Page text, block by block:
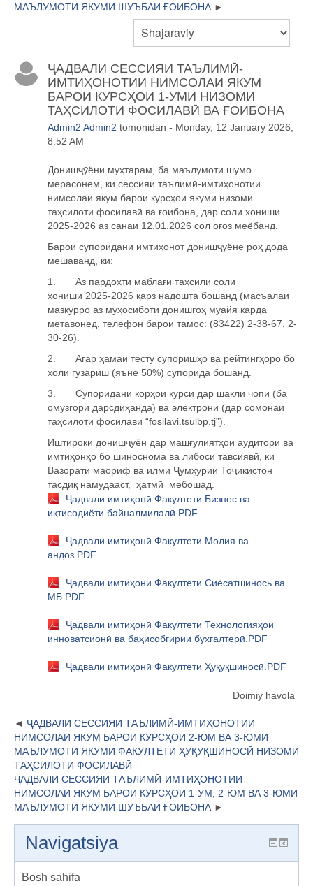
МАЪЛУМОТИ ЯКУМИ ШУЪБАИ ҒОИБОНА
ҶАДВАЛИ СЕССИЯИ ТАЪЛИМӢ-
ИМТИҲОНОТИИ НИМСОЛАИ ЯКУМ
БАРОИ КУРСҲОИ 1-УМИ НИЗОМИ
ТАҲСИЛОТИ ФОСИЛАВӢ ВА ҒОИБОНА
Admin2 Admin2 tomonidan - Monday, 12 January 2026,
8:52 AM
Донишҷӯёни муҳтарам, ба маълумоти шумо
мерасонем, ки сессияи таълимӣ-имтиҳонотии
нимсолаи якум барои курсҳои якуми низоми
таҳсилоти фосилавӣ ва ғоибона , дар соли хониши
2025-2026 аз санаи 12.01.2026 сол оғоз меёбанд.
Барои супоридани имтиҳонот донишҷуёне роҳ дода
мешаванд, ки:
1. Аз пардохти маблағи таҳсили соли
хониши 2025-2026 қарз надошта бошанд (масъалаи
мазкурро аз муҳосиботи донишгоҳ муайя карда
метавонед, телефон барои тамос: (83422) 2-38-67, 2-
30-26).
2.
Агар ҳамаи тесту супоришҳо ва рейтингҳоро бо
холи гузариш (яъне 50%) супорида бошанд.
3.
Супоридани корҳои курсӣ дар шакли чопӣ (ба
омӯзгори дарсдиҳанда) ва электронӣ (дар сомонаи
таҳсилоти фосилавӣ “fosilavi tsulbp tj”).
Иштироки донишҷӯён дар машғулиятҳои аудиторӣ ва
имтиҳонҳо бо шиноснома ва либоси тавсиявӣ , ки
Вазорати маориф ва илми Ҷумҳурии Тоҷикистон
тасдиқ намудааст, ҳатмӣ мебошад.
Ҷадвали имтиҳонӣ Факултети Бизнес ва
иқтисодиёти байналмилалӣ.PDF
Ҷадвали имтиҳонӣ Факултети Молия ва
андоз.PDF
Ҷадвали имтиҳони Факултети Сиёсатшинось ва
МБ.PDF
Ҷадвали имтиҳонӣ Факултети Технологияҳои
инноватсионӣ ва баҳисобгирии бухгалтерӣ.PDF
Ҷадвали имтиҳонӣ Факултети Ҳуқуқшиносӣ.PDF
Doimiy havola
ҶАДВАЛИ СЕССИЯИ ТАЪЛИМӢ-ИМТИҲОНОТИИ
НИМСОЛАИ ЯКУМ БАРОИ КУРСҲОИ 2-ЮМ ВА 3-ЮМИ
МАЪЛУМОТИ ЯКУМИ ФАКУЛТЕТИ ҲУҚУҚШИНОСӢ НИЗОМИ
ТАҲСИЛОТИ ФОСИЛАВӢ
ҶАДВАЛИ СЕССИЯИ ТАЪЛИМӢ-ИМТИҲОНОТИИ
НИМСОЛАИ ЯКУМ БАРОИ КУРСҲОИ 1-УМ, 2-ЮМ ВА 3-ЮМИ
МАЪЛУМОТИ ЯКУМИ ШУЪБАИ ҒОИБОНА
Navigatsiya
Bosh sahifa